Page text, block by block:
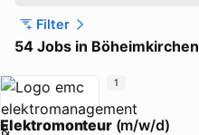
Filter
54 Jobs in Böheimkirchen
Elektromonteur(m/w/d)
1